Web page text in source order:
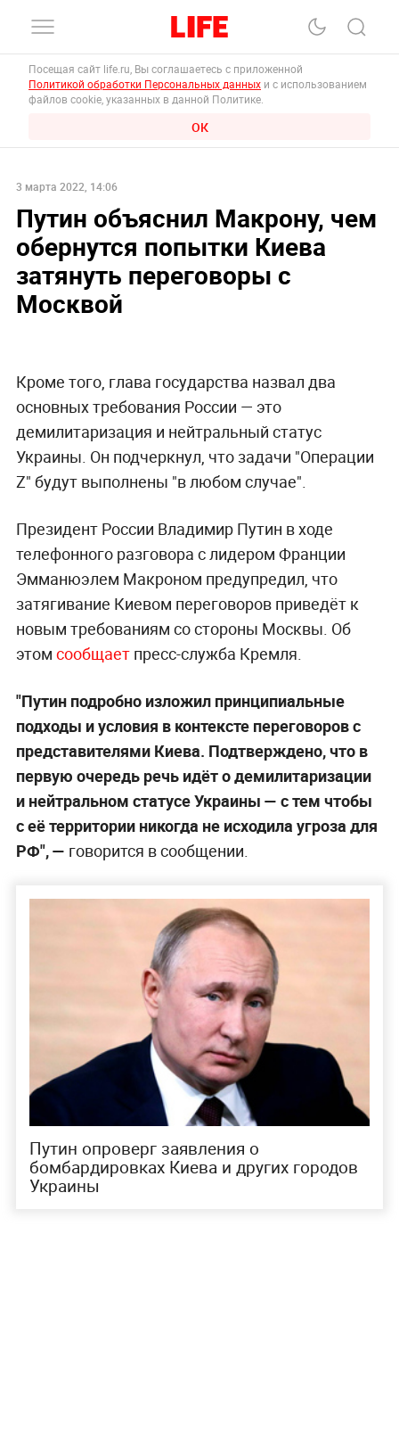
Посещая сайт life.ru, Вы соглашаетесь с приложенной
Политикой обработки Персональных данных и с использованием
файлов cookie, указанных в данной Политике.
ОК
3 марта 2022, 14:06
Путин объяснил Макрону, чем
обернутся попытки Киева
затянуть переговоры с
Москвой
Кроме того, глава государства назвал два
основных требования России — это
демилитаризация и нейтральный статус
Украины. Он подчеркнул, что задачи "Операции
Z" будут выполнены "в любом случае".
Президент России Владимир Путин в ходе
телефонного разговора с лидером Франции
Эмманюэлем Макроном предупредил, что
затягивание Киевом переговоров приведёт к
новым требованиям со стороны Москвы. Об
этом сообщает пресс-служба Кремля.
"Путин подробно изложил принципиальные
подходы и условия в контексте переговоров с
представителями Киева. Подтверждено, что в
первую очередь речь идёт о демилитаризации
и нейтральном статусе Украины — с тем чтобы
с её территории никогда не исходила угроза для
РФ", — говорится в сообщении.
Путин опроверг заявления о
бомбардировках Киева и других городов
Украины